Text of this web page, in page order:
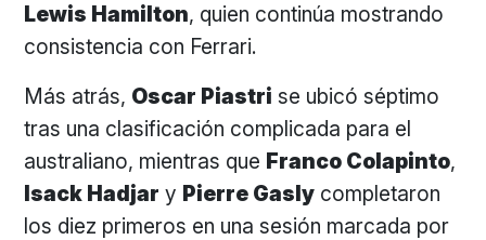
Lewis Hamilton, quien continúa mostrando
consistencia con Ferrari.
Más atrás, Oscar Piastri se ubicó séptimo
tras una clasificación complicada para el
australiano, mientras que Franco Colapinto,
Isack Hadjar y Pierre Gasly completaron
los diez primeros en una sesión marcada por